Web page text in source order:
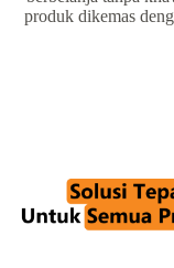
produk dikemas